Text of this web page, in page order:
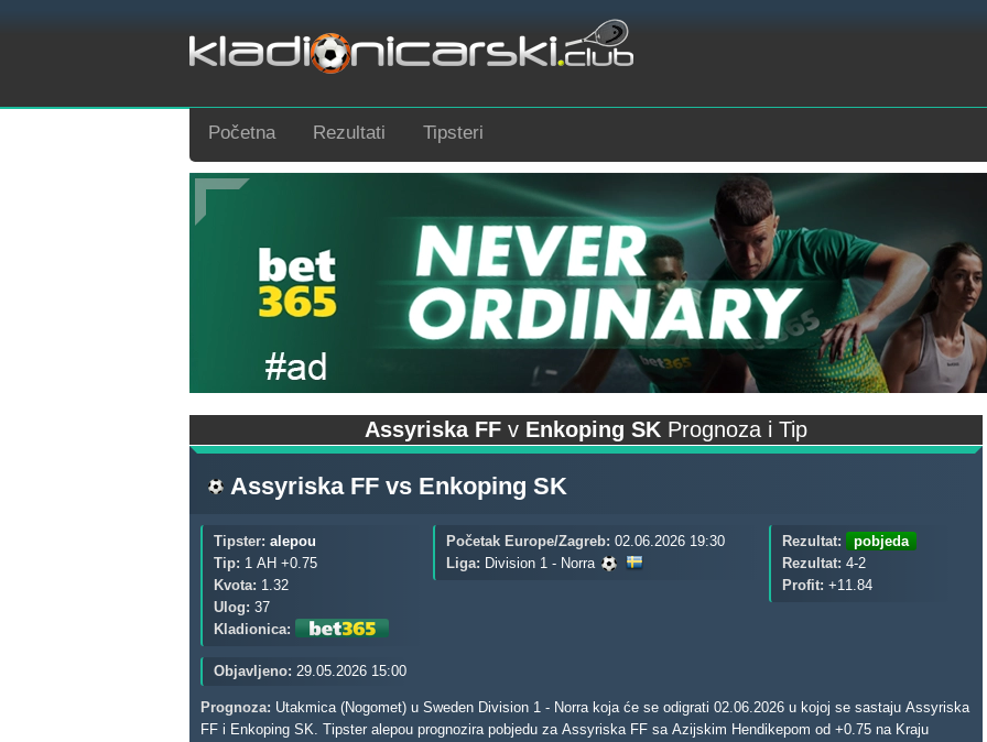
Početna Rezultati Tipsteri
Assyriska FF v Enkoping SK Prognoza i Tip
Assyriska FF vs Enkoping SK
Tipster: alepou
Tip: 1 AH +0.75
Kvota: 1.32
Ulog: 37
Kladionica:
Početak Europe/Zagreb: 02.06.2026 19:30
Liga: Division 1 - Norra
Rezultat:
pobjeda
Rezultat: 4-2
Profit: +11.84
Objavljeno: 29.05.2026 15:00
Prognoza: Utakmica (Nogomet) u Sweden Division 1 - Norra koja će se odigrati 02.06.2026 u kojoj se sastaju Assyriska
FF i Enkoping SK. Tipster alepou prognozira pobjedu za Assyriska FF sa Azijskim Hendikepom od +0.75 na Kraju